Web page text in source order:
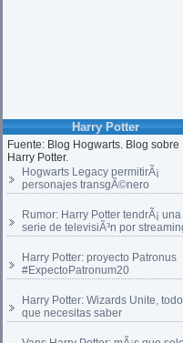
Harry Potter
Fuente: Blog Hogwarts. Blog sobre
Harry Potter.
Hogwarts Legacy permitirÃ¡
personajes transgÃ©nero
Rumor: Harry Potter tendrÃ¡ una
serie de televisiÃ³n por
Harry Potter: proyecto Patronus
#ExpectoPatronum20
Harry Potter: Wizards Unite,
que necesitas saber